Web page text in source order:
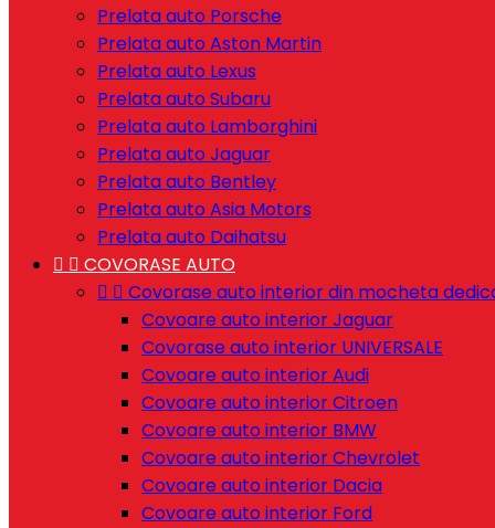
Prelata auto Porsche
Prelata auto Aston Martin
Prelata auto Lexus
Prelata auto Subaru
Prelata auto Lamborghini
Prelata auto Jaguar
Prelata auto Bentley
Prelata auto Asia Motors
Prelata auto Daihatsu
  COVORASE AUTO
  Covorase auto interior din mocheta
Covoare auto interior Jaguar
Covorase auto interior UNIVERSALE
Covoare auto interior Audi
Covoare auto interior Citroen
Covoare auto interior BMW
Covoare auto interior Chevrolet
Covoare auto interior Dacia
Covoare auto interior Ford